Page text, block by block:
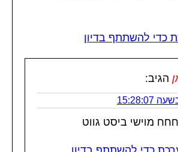
כדי להשתתף בדיון
הגיב:
מוישי ביסט גווט